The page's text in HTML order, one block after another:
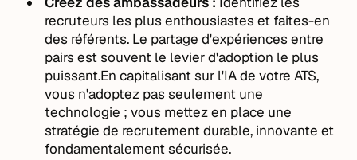
recruteurs les plus enthousiastes et faites-en
des référents. Le partage d'expériences entre
pairs est souvent le levier d'adoption le plus
puissant.En capitalisant sur l'IA de votre ATS,
vous n'adoptez pas seulement une
technologie ; vous mettez en place une
stratégie de recrutement durable, innovante et
fondamentalement sécurisée.